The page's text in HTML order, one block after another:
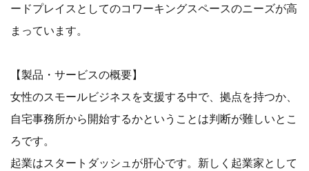
ードプレイスとしてのコワーキングスペースのニーズが高
まっています。
【製品・サービスの概要】
女性のスモールビジネスを支援する中で、拠点を持つか、
自宅事務所から開始するかということは判断が難しいとこ
ろです。
起業はスタートダッシュが肝心です。新しく起業家として